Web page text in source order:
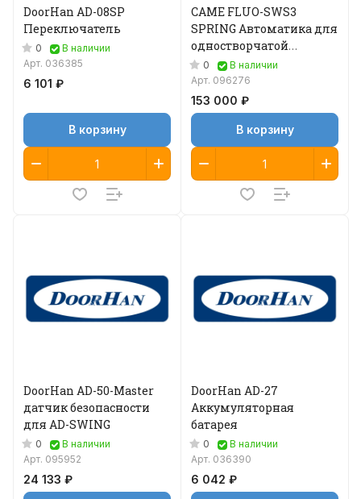
DoorHan AD-08SP
Переключатель
0
В наличии
Арт. 036385
6 101 ₽
В корзину
CAME FLUO-SWS3
SPRING Автоматика для
одностворчатой
распашной двери
(818SW-0140)
0
В наличии
Арт. 096276
153 000 ₽
В корзину
DoorHan AD-50-Master
датчик безопасности
для AD-SWING
0
В наличии
Арт. 095952
24 133 ₽
DoorHan AD-27
Аккумуляторная
батарея
0
В наличии
Арт. 036390
6 042 ₽